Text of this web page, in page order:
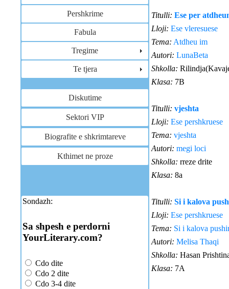
Pershkrime
Fabula
Tregime
Te tjera
Diskutime
Sektori VIP
Biografite e shkrimtareve
Kthimet ne proze
Sondazh:
Sa shpesh e perdorni
YourLiterary.com?
Cdo dite
Cdo 2 dite
Cdo 3-4 dite
Titulli: Ese per
Lloji: Ese vleresuese
Tema: Atdheu im
Autori: LunaBeta
Shkolla:
Klasa: 7B
Titulli: vjeshta
Lloji: Ese pershkruese
Tema: vjeshta
Autori: megi loci
Shkolla: rreze drite
Klasa: 8a
Titulli: Si i kalova
Lloji: Ese pershkruese
Tema: Si i kalova
Autori: Melisa Thaqi
Shkolla: Hasan
Klasa: 7A